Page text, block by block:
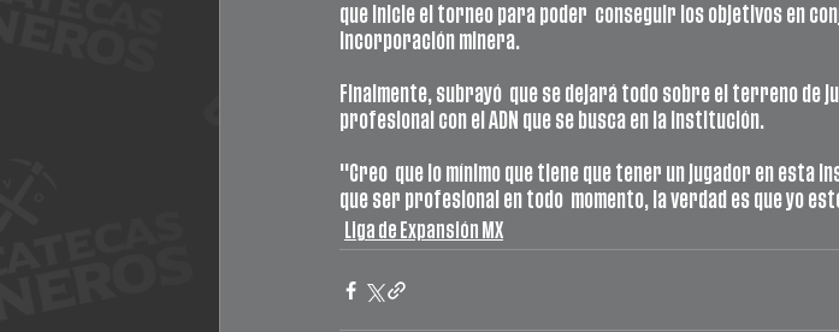
que inicie el torneo para poder  conseguir los objetivos en
incorporación minera.
Finalmente, subrayó  que se dejará todo sobre el terreno de
profesional con el ADN que se busca en la institución.
"Creo  que lo mínimo que tiene que tener un jugador en esta
que ser profesional en todo  momento, la verdad es que yo
Liga de Expansión MX